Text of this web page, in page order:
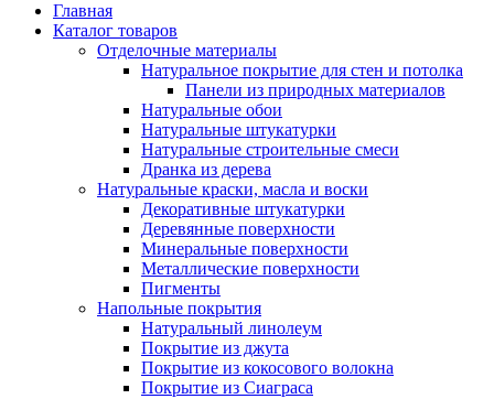
Главная
Каталог товаров
Отделочные материалы
Натуральное покрытие для стен и потолка
Панели из природных материалов
Натуральные обои
Натуральные штукатурки
Натуральные строительные смеси
Дранка из дерева
Натуральные краски, масла и воски
Декоративные штукатурки
Деревянные поверхности
Минеральные поверхности
Металлические поверхности
Пигменты
Напольные покрытия
Натуральный линолеум
Покрытие из джута
Покрытие из кокосового волокна
Покрытие из Сиаграса